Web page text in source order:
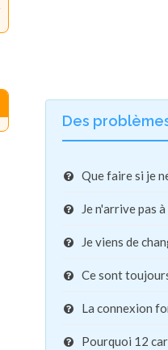
Des
Que faire si je
Je n'arrive pas
Je viens de
Ce sont
La connexion
Pourquoi 12